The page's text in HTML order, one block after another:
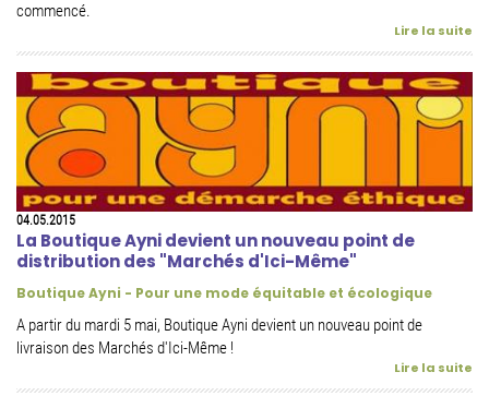
commencé.
Lire la suite
04.05.2015
La Boutique Ayni devient un nouveau point de
distribution des "Marchés d'Ici-Même"
Boutique Ayni - Pour une mode équitable et écologique
A partir du mardi 5 mai, Boutique Ayni devient un nouveau point de
livraison des Marchés d'Ici-Même !
Lire la suite